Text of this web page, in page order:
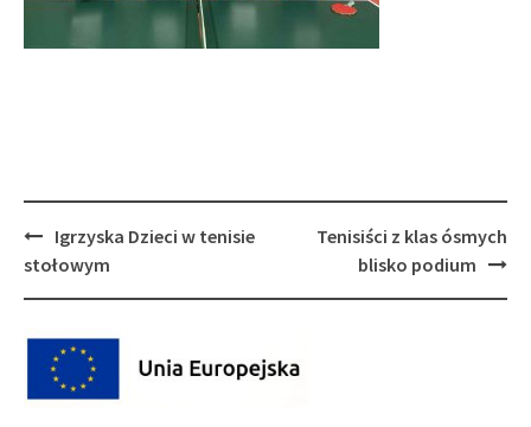
Post
navigation
Igrzyska Dzieci w tenisie
stołowym
Tenisiści z klas ósmych
blisko podium